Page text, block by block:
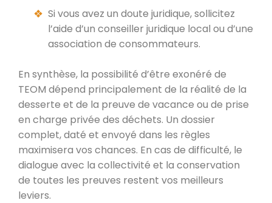
Si vous avez un doute juridique, sollicitez
l’aide d’un conseiller juridique local ou d’une
association de consommateurs.
En synthèse, la possibilité d’être exonéré de
TEOM dépend principalement de la réalité de la
desserte et de la preuve de vacance ou de prise
en charge privée des déchets. Un dossier
complet, daté et envoyé dans les règles
maximisera vos chances. En cas de difficulté, le
dialogue avec la collectivité et la conservation
de toutes les preuves restent vos meilleurs
leviers.